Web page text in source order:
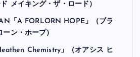
メイキング・ザ・ロード）
「A FORLORN HOPE」（ブラ
ン・ホープ）
Chemistry」（オアシス ヒ